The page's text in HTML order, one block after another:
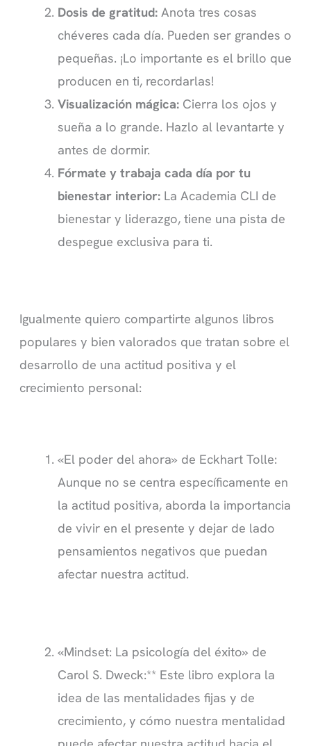
Dosis de gratitud:Anota tres cosas
chéveres cada día. Pueden ser grandes o
pequeñas. ¡Lo importante es el brillo que
producen en ti, recordarlas!
Visualización mágica:Cierra los ojos y
sueña a lo grande. Hazlo al levantarte y
antes de dormir.
Fórmate y trabaja cada día por tu
bienestar interior:La Academia CLI de
bienestar y liderazgo, tiene una pista de
despegue exclusiva para ti.
Igualmente quiero compartirte algunos libros
populares y bien valorados que tratan sobre el
desarrollo de una actitud positiva y el
crecimiento personal:
«El poder del ahora» de Eckhart Tolle:
Aunque no se centra específicamente en
la actitud positiva, aborda la importancia
de vivir en el presente y dejar de lado
pensamientos negativos que puedan
afectar nuestra actitud.
«Mindset: La psicología del éxito» de
Carol S. Dweck:** Este libro explora la
idea de las mentalidades fijas y de
crecimiento, y cómo nuestra mentalidad